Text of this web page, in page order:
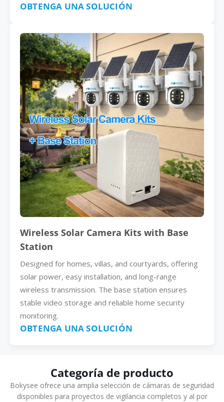
OBTENGA UNA SOLUCIÓN
Wireless Solar Camera Kits with Base
Station
Designed for homes, villas, and courtyards, offering
solar power, easy installation, and long-range
wireless transmission. The base station ensures
stable video storage and reliable home security
monitoring.
OBTENGA UNA SOLUCIÓN
Categoría de producto
Bokysee ofrece una amplia selección de cámaras de seguridad
disponibles para proyectos de vigilancia completos y al por